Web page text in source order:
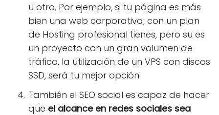
u otro. Por ejemplo, si tu página es más
bien una web corporativa, con un plan
de Hosting profesional tienes, pero su es
un proyecto con un gran volumen de
tráfico, la utilización de un VPS con discos
SSD, será tu mejor opción.
También el SEO social es capaz de hacer
que el alcance en redes sociales sea